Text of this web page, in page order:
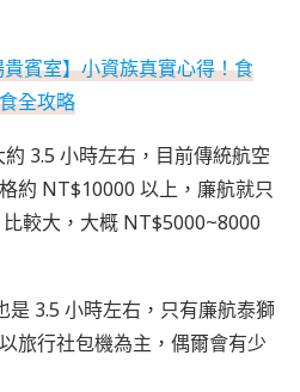
賓室】小資族真實心得！食
全攻略
3.5 小時左右，目前傳統航空
約 NT$10000 以上，廉航就只
較大，大概 NT$5000~8000
是 3.5 小時左右，只有廉航泰獅
旅行社包機為主，偶爾會有少